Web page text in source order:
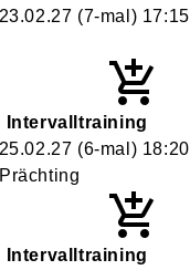
(7-mal) 17:15
Intervalltraining
(6-mal) 18:20
Intervalltraining